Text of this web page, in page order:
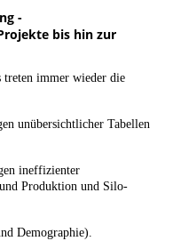
-
bis hin zur
treten immer wieder die
unübersichtlicher Tabellen
ineffizienter
Produktion und Silo-
Demographie).